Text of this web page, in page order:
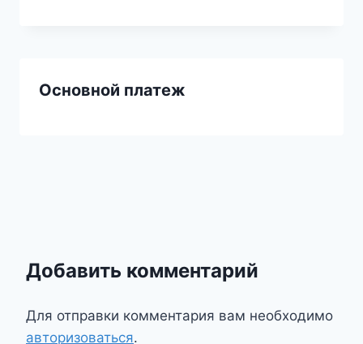
Основной платеж
Добавить комментарий
Для отправки комментария вам необходимо
авторизоваться.